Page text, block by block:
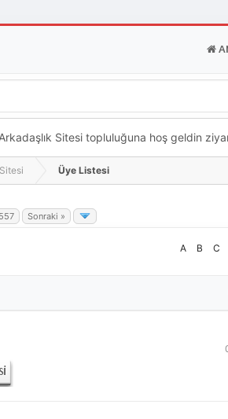
Sitesi topluluğuna hoş geldin
Üye Listesi
557 Sonraki »
A B C